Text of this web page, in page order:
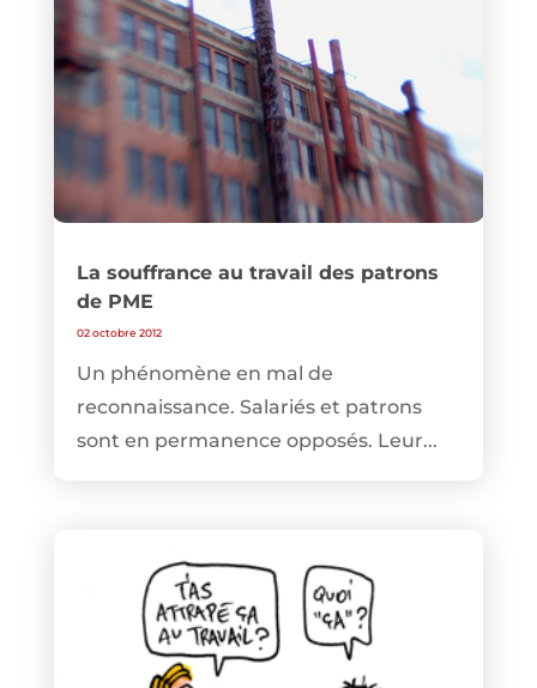
La souffrance au travail des patrons
de PME
02 octobre 2012
Un phénomène en mal de
reconnaissance. Salariés et patrons
sont en permanence opposés. Leur...